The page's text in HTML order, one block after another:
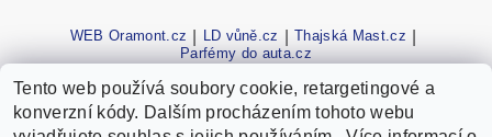
WEB Oramont.cz LD vůně.cz Thajská Mast.cz
Parfémy do auta.cz
Tento web používá soubory cookie, retargetingové a
konverzní kódy. Dalším procházením tohoto webu